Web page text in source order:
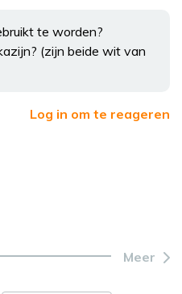
te worden?
(zijn beide wit van
Log in om te reageren
Meer